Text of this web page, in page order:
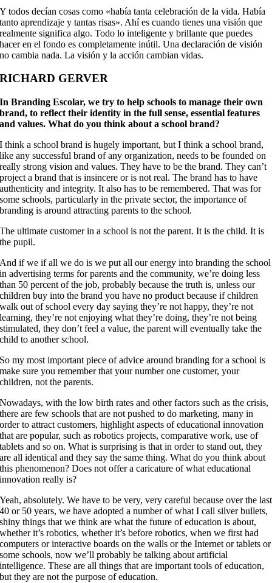
Y todos decían cosas como «había tanta celebración de la vida. Había
tanto aprendizaje y tantas risas». Ahí es cuando tienes una visión que
realmente significa algo. Todo lo inteligente y brillante que puedes
hacer en el fondo es completamente inútil. Una declaración de visión
no cambia nada. La visión y la acción cambian vidas.
RICHARD GERVER
In Branding Escolar, we try to help schools to manage their own
brand, to reflect their identity in the full sense, essential features
and values. What do you think about a school brand?
I think a school brand is hugely important, but I think a school brand,
like any successful brand of any organization, needs to be founded on
really strong vision and values. They have to be the brand. They can’t
project a brand that is insincere or is not real. The brand has to have
authenticity and integrity. It also has to be remembered. That was for
some schools, particularly in the private sector, the importance of
branding is around attracting parents to the school.
The ultimate customer in a school is not the parent. It is the child. It is
the pupil.
And if we if all we do is we put all our energy into branding the school
in advertising terms for parents and the community, we’re doing less
than 50 percent of the job, probably because the truth is, unless our
children buy into the brand you have no product because if children
walk out of school every day saying they’re not happy, they’re not
learning, they’re not enjoying what they’re doing, they’re not being
stimulated, they don’t feel a value, the parent will eventually take the
child to another school.
So my most important piece of advice around branding for a school is
make sure you remember that your number one customer, your
children, not the parents.
Nowadays, with the low birth rates and other factors such as the crisis,
there are few schools that are not pushed to do marketing, many in
order to attract customers, highlight aspects of educational innovation
that are popular, such as robotics projects, comparative work, use of
tablets and so on. What is surprising is that in order to stand out, they
are all identical and they say the same thing. What do you think about
this phenomenon? Does not offer a caricature of what educational
innovation really is?
Yeah, absolutely. We have to be very, very careful because over the last
40 or 50 years, we have adopted a number of what I call silver bullets,
shiny things that we think are what the future of education is about,
whether it’s robotics, whether it’s before robotics, when we first had
computers or interactive boards on the walls or the Internet or tablets or
some schools, now we’ll probably be talking about artificial
intelligence. These are all things that are important tools of education,
but they are not the purpose of education.